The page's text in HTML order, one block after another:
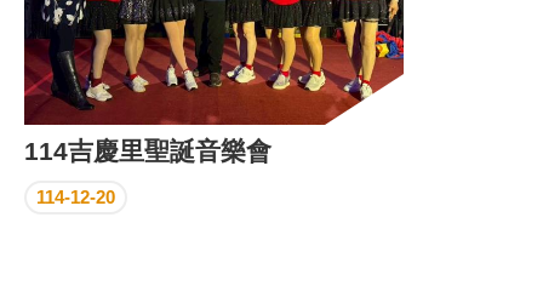
統
文
化
局
化
產
114吉慶里聖誕音樂會
114-12-20